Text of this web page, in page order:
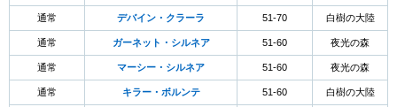
通常 デバイン・クラーラ 51-70 白樹の大陸
通常 ガーネット・シルネア 51-60 夜光の森
通常 マーシー・シルネア 51-60 夜光の森
通常 キラー・ボルンテ 51-60 白樹の大陸